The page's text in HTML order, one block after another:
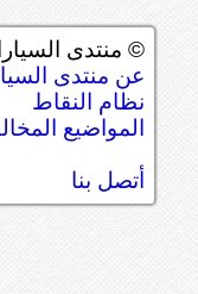
© منتدى
عن منتدى
نظام النقاط
المواضيع
أتصل بنا